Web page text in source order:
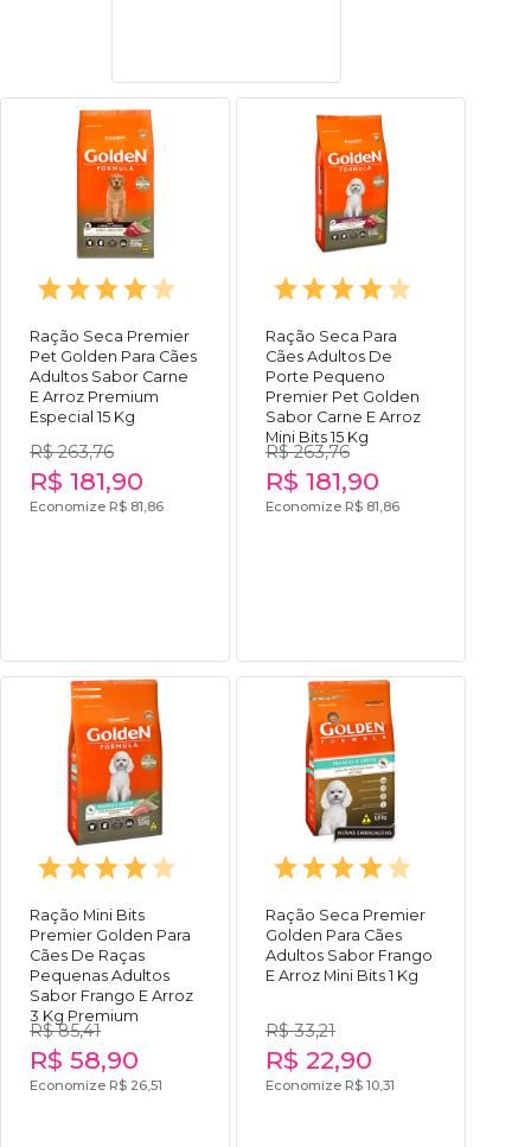
Ração Seca Premier
Pet Golden Para Cães
Adultos Sabor Carne
E Arroz Premium
Especial 15 Kg
R$ 263,76
R$ 181,90
Economize R$ 81,86
Ração Seca Para
Cães Adultos De
Porte Pequeno
Premier Pet Golden
Sabor Carne E Arroz
Mini Bits 15 Kg
R$ 263,76
R$ 181,90
Economize R$ 81,86
Ração Mini Bits
Premier Golden Para
Cães De Raças
Pequenas Adultos
Sabor Frango E Arroz
3 Kg Premium
R$ 85,41
R$ 58,90
Economize R$ 26,51
Ração Seca Premier
Golden Para Cães
Adultos Sabor Frango
E Arroz Mini Bits 1 Kg
R$ 33,21
R$ 22,90
Economize R$ 10,31